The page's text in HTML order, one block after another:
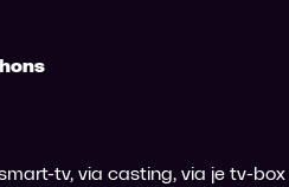
tv, via casting, via je tv-box